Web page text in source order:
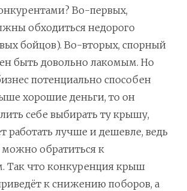
Во-первых,
обходиться недорого
бойцов). Во-вторых, спорный
быть довольно лакомым. Но
потенциально способен
хорошие деньги, то он
себе выбирать ту крышу,
работать лучше и дешевле, ведь
можно обратиться к
Так что конкуренция крыш
к снижению поборов, а